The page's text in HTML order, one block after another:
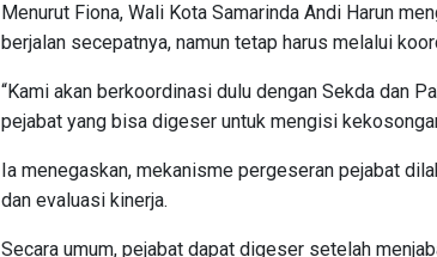
Menurut Fiona, Wali Kota Samarinda Andi Harun
berjalan secepatnya, namun tetap harus melalui
“Kami akan berkoordinasi dulu dengan Sekda dan
pejabat yang bisa digeser untuk mengisi
Ia menegaskan, mekanisme pergeseran pejabat
dan evaluasi kinerja.
Secara umum, pejabat dapat digeser setelah